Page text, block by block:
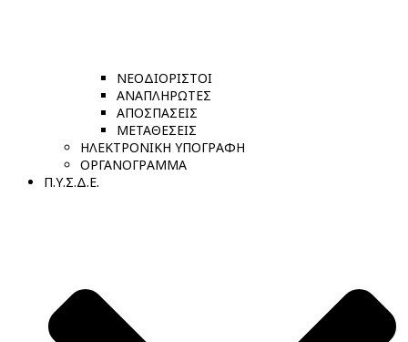
ΝΕΟΔΙΟΡΙΣΤΟΙ
ΑΝΑΠΛΗΡΩΤΕΣ
ΑΠΟΣΠΑΣΕΙΣ
ΜΕΤΑΘΕΣΕΙΣ
ΗΛΕΚΤΡΟΝΙΚΗ ΥΠΟΓΡΑΦΗ
ΟΡΓΑΝΟΓΡΑΜΜΑ
Π.Υ.Σ.Δ.Ε.